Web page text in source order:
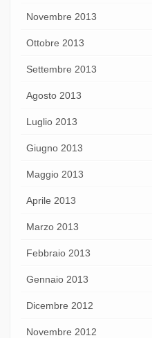
Novembre 2013
Ottobre 2013
Settembre 2013
Agosto 2013
Luglio 2013
Giugno 2013
Maggio 2013
Aprile 2013
Marzo 2013
Febbraio 2013
Gennaio 2013
Dicembre 2012
Novembre 2012